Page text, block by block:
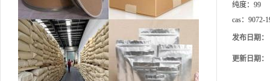
纯度： 99
cas： 9072-
发布日期：
更新日期：